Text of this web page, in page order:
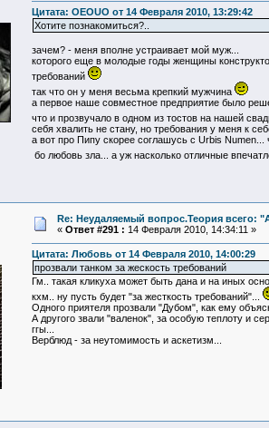
Цитата: OEOUO от 14 Февраля 2010, 13:29:42
Хотите познакомиться?..
зачем? - меня вполне устраивает мой муж...
которого еще в молодые годы женщины
требований
так что он у меня весьма крепкий мужчина
а первое наше совместное предприятие было
что и прозвучало в одном из тостов на нашей
себя хвалить не стану, но требования у меня к
а вот про Пипу скорее соглашусь с Urbis
бо любовь зла... а уж насколько отличные
Re: Неудаляемый вопрос.Теория всего:
« Ответ #291 : 14 Февраля 2010, 14:34:11 »
Цитата: Любовь от 14 Февраля 2010, 14:00:29
прозвали танком за жескость требований
Гм.. такая кликуха может быть дана и на иных
кхм.. ну пусть будет "за жесткость требований"...
Одного приятеля прозвали "Дубом", как ему
А другого звали "валенок", за особую теплоту и
ггы...
Верблюд - за неутомимость и аскетизм...